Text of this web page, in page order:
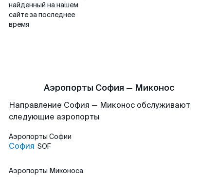
найденный на нашем
сайте за последнее
время
Аэропорты София — Миконос
Направление София — Миконос обслуживают
следующие аэропорты
Аэропорты Софии
София SOF
Аэропорты Миконоса